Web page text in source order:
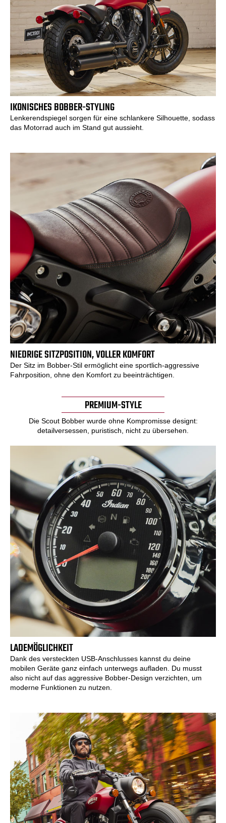
IKONISCHES BOBBER-STYLING
Lenkerendspiegel sorgen für eine schlankere Silhouette, sodass
das Motorrad auch im Stand gut aussieht.
NIEDRIGE SITZPOSITION, VOLLER KOMFORT
Der Sitz im Bobber-Stil ermöglicht eine sportlich-aggressive
Fahrposition, ohne den Komfort zu beeinträchtigen.
PREMIUM-STYLE
Die Scout Bobber wurde ohne Kompromisse designt:
detailversessen, puristisch, nicht zu übersehen.
LADEMÖGLICHKEIT
Dank des versteckten USB-Anschlusses kannst du deine
mobilen Geräte ganz einfach unterwegs aufladen. Du musst
also nicht auf das aggressive Bobber-Design verzichten, um
moderne Funktionen zu nutzen.